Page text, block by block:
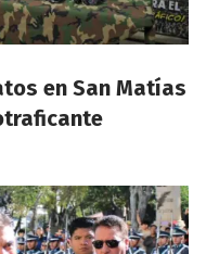
en San Matías